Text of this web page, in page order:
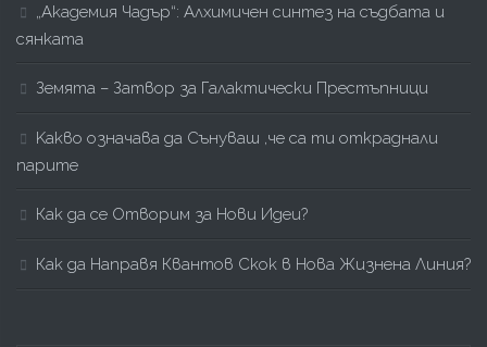
„Академия Чадър“: Алхимичен синтез на съдбата и
сянката
Земята – Затвор за Галактически Престъпници
Kакво означава да Сънуваш ,че са ти откраднали
парите
Как да се Отворим за Нови Идеи?
Как да Направя Квантов Скок в Нова Жизнена Линия?